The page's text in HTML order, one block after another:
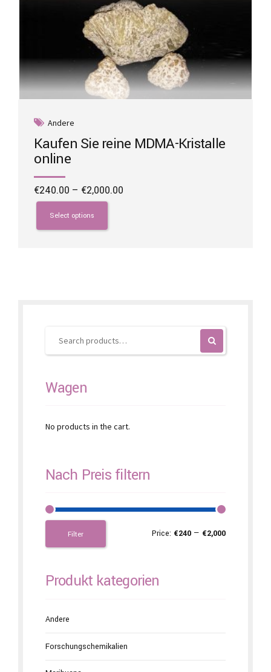
Andere
Kaufen Sie reine MDMA-Kristalle
online
€240.00 – €2,000.00
Select options
This
product
has
product
Wagen
No products in the cart.
Nach Preis filtern
Filter Price: €240 — €2,000
Produkt kategorien
Andere
Forschungschemikalien